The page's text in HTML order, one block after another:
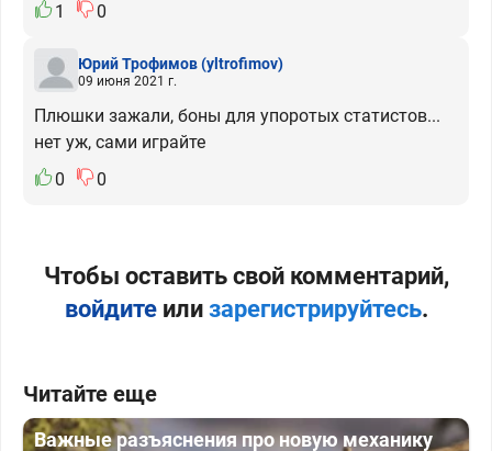
1
0
Юрий Трофимов(yltrofimov)
09 июня 2021 г.
Плюшки зажали, боны для упоротых статистов...
нет уж, сами играйте
0
0
Чтобы оставить свой комментарий,
войдитеили зарегистрируйтесь.
Читайте еще
Важные разъяснения про новую механику